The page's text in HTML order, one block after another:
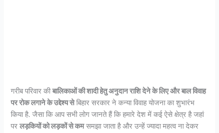
गरीब परिवार कीबालिकाओं की शादी हेतु अनुदान राशि देने के लिए और बाल विवाह
पर रोक लगाने के उद्देश्य सेबिहार सरकार ने कन्या विवाह योजना का शुभारंभ
किया है. जैसा कि आप सभी लोग जानते हैं कि हमारे देश में कई ऐसे क्षेत्र है जहां
परलड़कियों को लड़कों से कमसमझा जाता है और उन्हें ज्यादा महत्व ना देकर